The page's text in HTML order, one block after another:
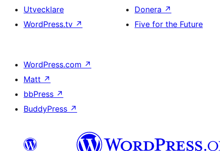
Utvecklare
WordPress.tv ↗
Donera ↗
Five for the Future
WordPress.com ↗
Matt ↗
bbPress ↗
BuddyPress ↗